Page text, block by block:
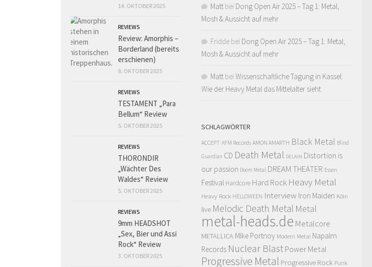
Matt bei Dong Open Air 2025 – Tag 1: Metal,
Mosh & Aussicht auf mehr
Fridde bei Dong Open Air 2025 – Tag 1: Metal,
Mosh & Aussicht auf mehr
Matt bei Wissenschaftliche Tagung in Kassel:
Wie der Heavy Metal das Mittelalter sieht
SCHLAGWÖRTER
ACCEPT AFM Records AMON AMARTH Black Metal Blind
Guardian CD Death Metal DELAIN Distortion is
our passion Doom Metal DREAM THEATER Essen
Festival Hardcore Hard Rock Heavy Metal
Heavy Rock HELLOWEEN Interview Iron Maiden Köln
live Melodic Death Metal Metal
metal-heads.de Metalcore
METALLICA MIke Portnoy Modern Metal Napalm
Records Nuclear Blast Power Metal
Progressive Metal Progressive Rock Punk
14. OKTOBER 2025
REVIEWS
Review: Amorphis –
Borderland (bereits
erschienen)
8. OKTOBER 2025
REVIEWS
TESTAMENT „Para
Bellum“ Review
5. OKTOBER 2025
REVIEWS
THORONDIR
„Wächter Des
Waldes“ Review
5. OKTOBER 2025
REVIEWS
9mm HEADSHOT
„Sex, Bier und Assi
Rock“ Review
3. OKTOBER 2025